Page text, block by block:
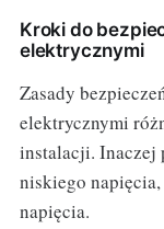
Kroki do
elektrycznymi
Zasady
elektrycznymi
instalacji. Inaczej
niskiego
napięcia.